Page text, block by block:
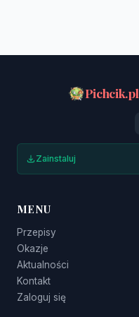
Pichcik.pl
Zainstaluj
MENU
Przepisy
Okazje
Aktualności
Kontakt
Zaloguj się